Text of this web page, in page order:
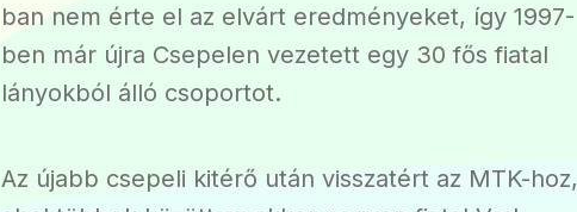
ban nem érte el az elvárt eredményeket, így 1997-
ben már újra Csepelen vezetett egy 30 fős fiatal
lányokból álló csoportot.
Az újabb csepeli kitérő után visszatért az MTK-hoz,